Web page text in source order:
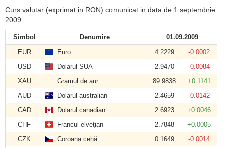
Curs valutar (exprimat in RON) comunicat in data de 1 septembrie
2009
Simbol Denumire
01.09.2009
EUR
Euro 4.2229
-0.0002
USD
Dolarul SUA 2.9470
-0.0084
XAU
Gramul de aur 89.9838
+0.1141
AUD
Dolarul australian 2.4659
-0.0142
CAD
Dolarul canadian 2.6923
+0.0046
CHF
Francul elveţian 2.7848
+0.0005
CZK
Coroana cehă 0.1649
-0.0014